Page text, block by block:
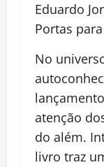
Eduardo
Portas
No
atenção
do além.
livro traz